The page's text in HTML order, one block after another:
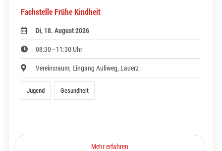
Fachstelle Frühe Kindheit
Di, 18. August 2026
08:30 - 11:30 Uhr
Vereinsraum, Eingang Auliweg, Lauerz
Jugend Gesundheit
Mehr erfahren